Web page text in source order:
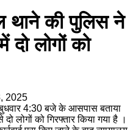
थाने की पुलिस ने
लोगों को
2025
4:30 बजे के आसपास बताया
लोगों को गिरफ्तार किया गया है ।